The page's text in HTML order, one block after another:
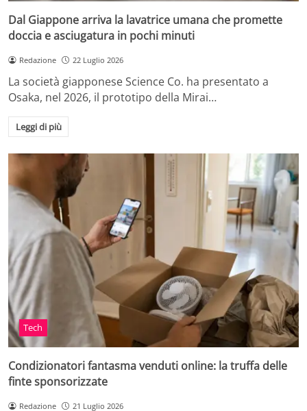
Dal Giappone arriva la lavatrice umana che promette
doccia e asciugatura in pochi minuti
Redazione 22 Luglio 2026
La società giapponese Science Co. ha presentato a
Osaka, nel 2026, il prototipo della Mirai…
Leggi di più
Tech
Condizionatori fantasma venduti online: la truffa delle
finte sponsorizzate
Redazione 21 Luglio 2026